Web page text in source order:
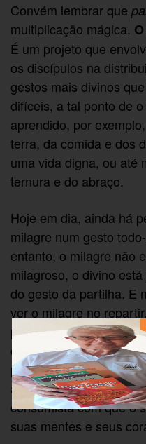
Convém lembrar que
multiplicação mágica.
É um projeto que
os discípulos na
gestos mais divinos
difíceis, a tal ponto de
aprendido, por
terra, da comida e dos
uma vida digna, ou até
ternura e do abraço.
Hoje em dia, ainda há
milagre num gesto
entanto, o milagre não
milagroso, o divino
do gesto da partilha. E
ver o milagre no
porque ainda são
conservadora. Ou
partilhar os bens e o
ainda, porque estão
consumista com que o
suas mentes e seus